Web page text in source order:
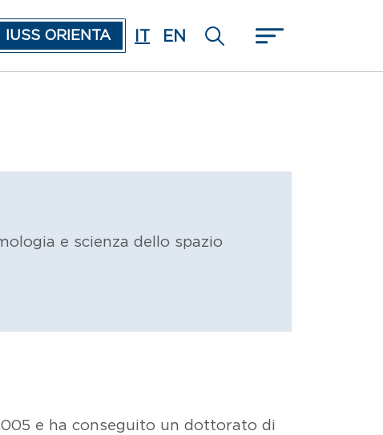
IUSS ORIENTA
IT EN
e scienza dello spazio
e ha conseguito un dottorato di